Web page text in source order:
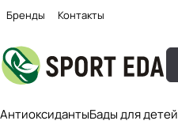
Бренды Контакты
АнтиоксидантыБады для детей